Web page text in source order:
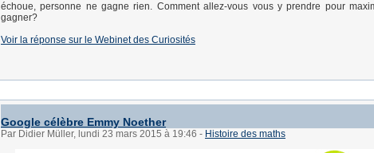
échoue, personne ne gagne rien. Comment allez-vous vous y prendre pour
gagner?
Voir la réponse sur le Webinet des Curiosités
Google célèbre Emmy Noether
Par Didier Müller, lundi 23 mars 2015 à 19:46 - Histoire des maths